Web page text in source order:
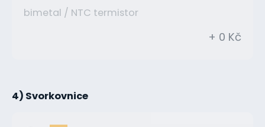
bimetal / NTC termistor
+ 0 Kč
4) Svorkovnice